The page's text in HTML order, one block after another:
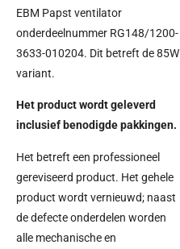
EBM Papst ventilator
onderdeelnummer RG148/1200-
3633-010204. Dit betreft de 85W
variant.
Het product wordt geleverd
inclusief benodigde pakkingen.
Het betreft een professioneel
gereviseerd product. Het gehele
product wordt vernieuwd; naast
de defecte onderdelen worden
alle mechanische en